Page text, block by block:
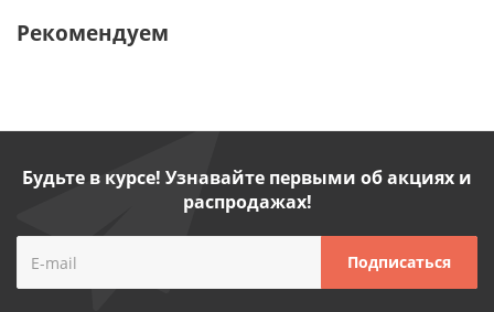
Рекомендуем
Будьте в курсе! Узнавайте первыми об акциях и
распродажах!